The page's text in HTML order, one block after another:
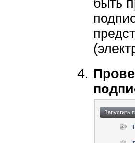
быть